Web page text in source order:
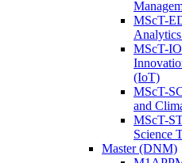
MScT-
MScT-
(IoT)
MScT-
and
MScT-
Science
Master (DNM)